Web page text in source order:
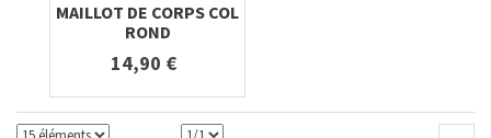
MAILLOT DE CORPS COL
ROND
14,90 €